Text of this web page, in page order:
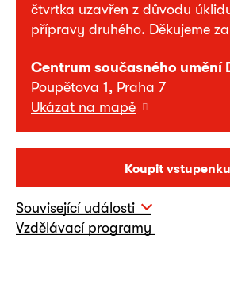
čtvrtka uzavřen z důvodu
přípravy druhého. Děkujeme
Centrum současného umění
Poupětova 1, Praha 7
Ukázat na mapě
Koupit vstupenku
Související události
Vzdělávací programy